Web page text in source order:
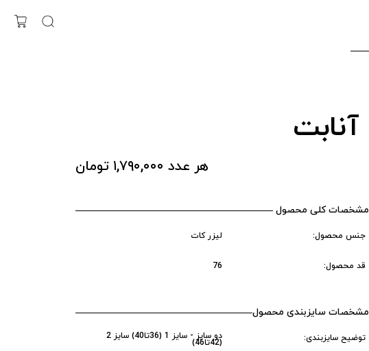
آنابت
هر عدد ۱,۷۹۰,۰۰۰ تومان
مشخصات کلی محصول
جنس محصول: لیزر کات
قد محصول: 76
مشخصات سایزبندی محصول
توضیح سایزبندی: دو سایز - سایز 1 (36تا40) سایز 2
(42تا46)